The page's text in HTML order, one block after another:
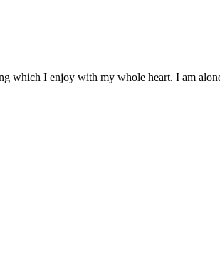
which I enjoy with my whole heart. I am